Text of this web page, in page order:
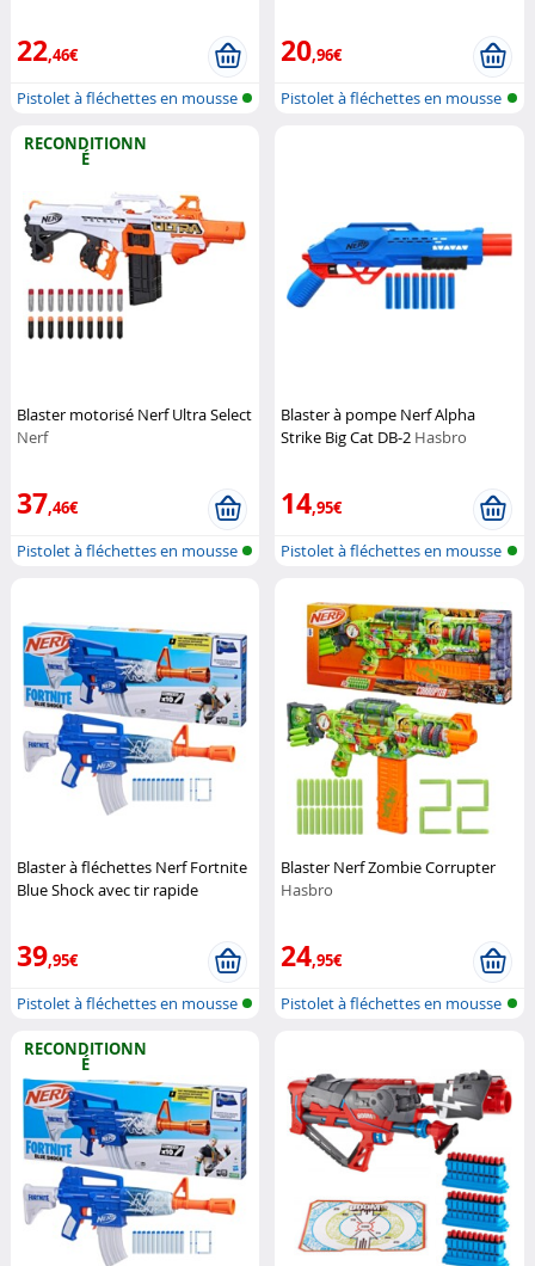
22,46€
Pistolet à fléchettes en mousse
20,96€
Pistolet à fléchettes en mousse
RECONDITIONN
É
Blaster motorisé Nerf Ultra Select
Nerf
37,46€
Pistolet à fléchettes en mousse
Blaster à pompe Nerf Alpha
Strike Big Cat DB-2 Hasbro
14,95€
Pistolet à fléchettes en mousse
Blaster à fléchettes Nerf Fortnite
Blue Shock avec tir rapide
39,95€
Pistolet à fléchettes en mousse
Blaster Nerf Zombie Corrupter
Hasbro
24,95€
Pistolet à fléchettes en mousse
RECONDITIONN
É